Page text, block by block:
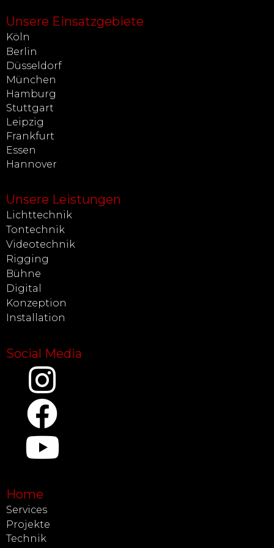
Unsere Einsatzgebiete
Köln
Berlin
Düsseldorf
München
Hamburg
Stuttgart
Leipzig
Frankfurt
Essen
Hannover
Unsere Leistungen
Lichttechnik
Tontechnik
Videotechnik
Rigging
Bühne
Digital
Konzeption
Installation
Social Media
Home
Services
Projekte
Technik